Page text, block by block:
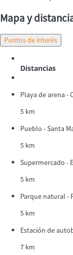
Mapa y
Puntos de interés
Distancias
Playa de arena -
5 km
Pueblo - Santa
5 km
Supermercado -
5 km
Parque natural -
5 km
Estación de
7 km